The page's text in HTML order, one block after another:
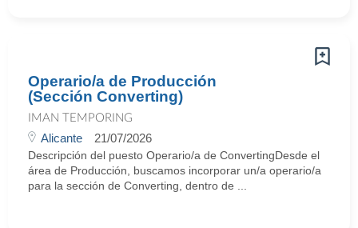
Operario/a de Producción
(Sección Converting)
IMAN TEMPORING
Alicante 21/07/2026
Descripción del puesto Operario/a de ConvertingDesde el
área de Producción, buscamos incorporar un/a operario/a
para la sección de Converting, dentro de ...